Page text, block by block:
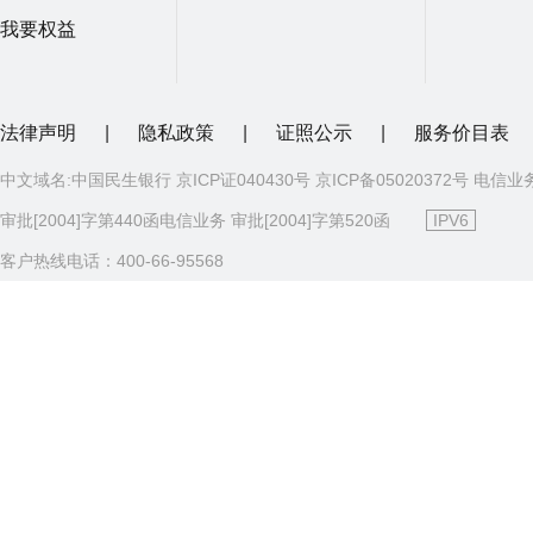
我要权益
法律声明 隐私政策 证照公示 服务价目表
中文域名:中国民生银行 京ICP证040430号 京ICP备05020372号 电信业
审批[2004]字第440函电信业务 审批[2004]字第520函 IPV6
客户热线电话：400-66-95568